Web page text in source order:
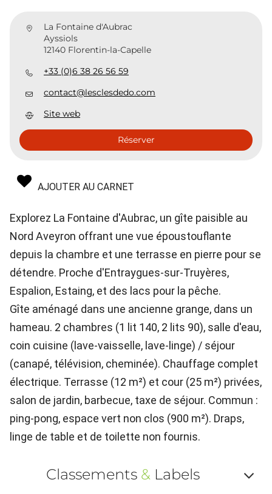
La Fontaine d'Aubrac
Ayssiols
12140 Florentin-la-Capelle
+33 (0)6 38 26 56 59
contact@lesclesdedo.com
Site web
Réserver
AJOUTER AU CARNET
Explorez La Fontaine d'Aubrac, un gîte paisible au
Nord Aveyron offrant une vue époustouflante
depuis la chambre et une terrasse en pierre pour se
détendre. Proche d'Entraygues-sur-Truyères,
Espalion, Estaing, et des lacs pour la pêche.
Gîte aménagé dans une ancienne grange, dans un
hameau. 2 chambres (1 lit 140, 2 lits 90), salle d'eau,
coin cuisine (lave-vaisselle, lave-linge) / séjour
(canapé, télévision, cheminée). Chauffage complet
électrique. Terrasse (12 m²) et cour (25 m²) privées,
salon de jardin, barbecue, taxe de séjour. Commun :
ping-pong, espace vert non clos (900 m²). Draps,
linge de table et de toilette non fournis.
Classements &Labels